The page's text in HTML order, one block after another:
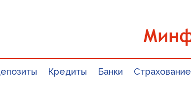
Кредиты Банки Страхование